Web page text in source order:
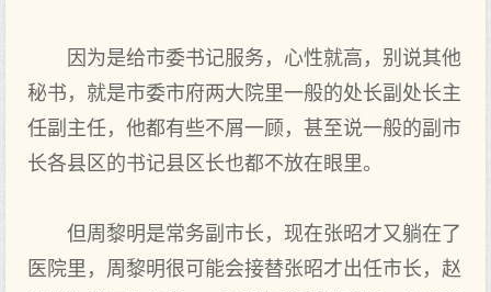
因为是给市委书记服务，心性就高，别说其他
秘书，就是市委市府两大院里一般的处长副处长主
任副主任，他都有些不屑一顾，甚至说一般的副市
长各县区的书记县区长也都不放在眼里。
但周黎明是常务副市长，现在张昭才又躺在了
医院里，周黎明很可能会接替张昭才出任市长，赵